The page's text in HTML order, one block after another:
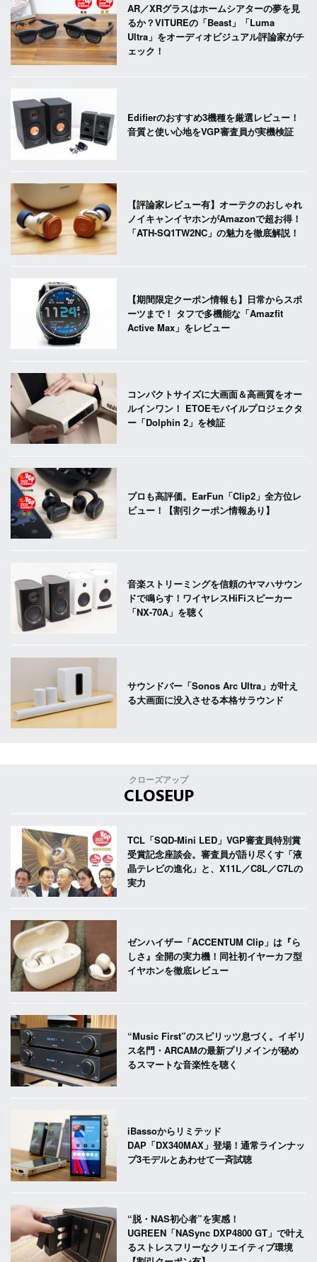
AR／XRグラスはホームシアターの夢を見
るか？VITUREの「Beast」「Luma
Ultra」をオーディオビジュアル評論家がチ
ェック！
Edifierのおすすめ3機種を厳選レビュー！
音質と使い心地をVGP審査員が実機検証
【評論家レビュー有】オーテクのおしゃれ
ノイキャンイヤホンがAmazonで超お得！
「ATH-SQ1TW2NC」の魅力を徹底解説！
【期間限定クーポン情報も】日常からスポ
ーツまで！ タフで多機能な「Amazfit
Active Max」をレビュー
コンパクトサイズに大画面＆高画質をオー
ルインワン！ ETOEモバイルプロジェクタ
ー「Dolphin 2」を検証
プロも高評価。EarFun「Clip2」全方位レ
ビュー！【割引クーポン情報あり】
音楽ストリーミングを信頼のヤマハサウン
ドで鳴らす！ワイヤレスHiFiスピーカー
「NX-70A」を聴く
サウンドバー「Sonos Arc Ultra」が叶え
る大画面に没入させる本格サラウンド
クローズアップ
CLOSEUP
TCL「SQD-Mini LED」VGP審査員特別賞
受賞記念座談会。審査員が語り尽くす「液
晶テレビの進化」と、X11L／C8L／C7Lの
実力
ゼンハイザー「ACCENTUM Clip」は『ら
しさ』全開の実力機！同社初イヤーカフ型
イヤホンを徹底レビュー
“Music First”のスピリッツ息づく。イギリ
ス名門・ARCAMの最新プリメインが秘め
るスマートな音楽性を聴く
iBassoからリミテッド
DAP「DX340MAX」登場！通常ラインナッ
プ3モデルとあわせて一斉試聴
“脱・NAS初心者”を実感！
UGREEN「NASync DXP4800 GT」で叶え
るストレスフリーなクリエイティブ環境